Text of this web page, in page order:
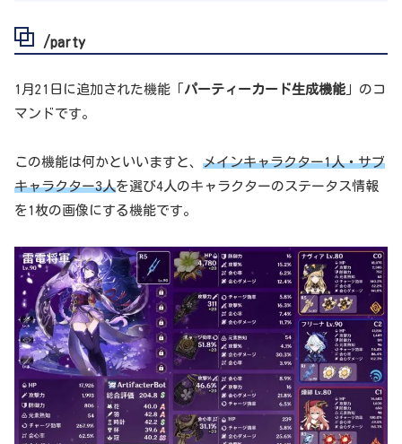
/party
1月21日に追加された機能「 パーティーカード生成機能 」のコ
マンドです。
この機能は何かといいますと、 メインキャラクター1人・サブ
キャラクター3人を選び4人のキャラクターのステータス情報
を1枚の画像にする機能です。